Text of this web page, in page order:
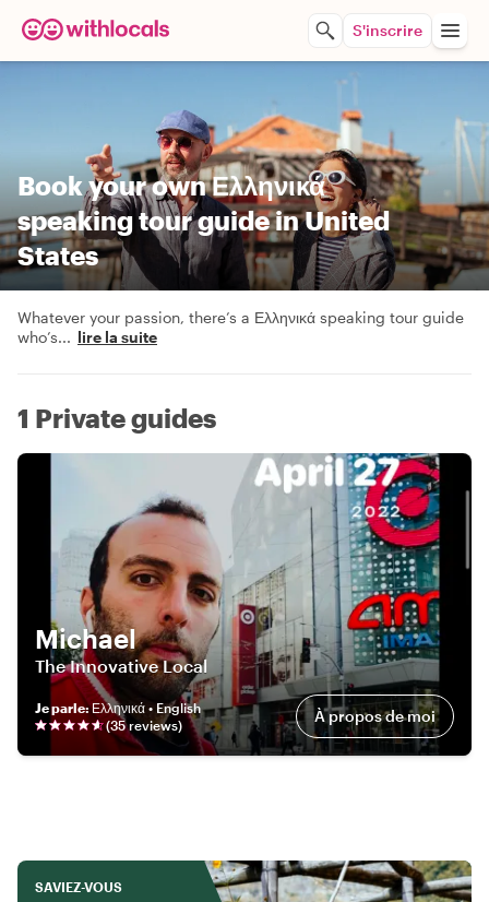
S'inscrire
Book your own Ελληνικά
speaking tour guide in United
States
Whatever your passion, there’s a Ελληνικά speaking tour guide
who’s... lire la suite
1 Private guides
Michael
The Innovative Local
Je parle:Ελληνικά • English
(35reviews) À propos de moi
SAVIEZ-VOUS